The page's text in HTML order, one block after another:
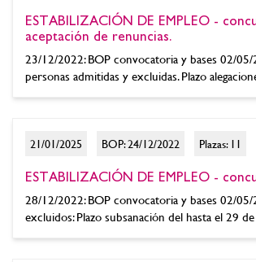
ESTABILIZACIÓN DE EMPLEO -
aceptación de renuncias.
23/12/2022: BOP convocatoria y bases 02/
personas admitidas y excluidas. Plazo
21/01/2025 BOP: 24/12/2022 Plazas: 11
ESTABILIZACIÓN DE EMPLEO -
28/12/2022: BOP convocatoria y bases 02/
excluidos: Plazo subsanación del hasta el 29